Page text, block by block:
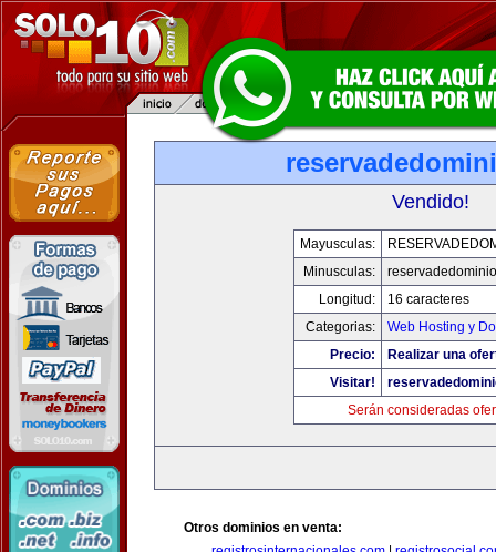
Vendido!
Mayusculas:
Minusculas:
Longitud:
16 caracteres
Categorias:
Web Hosting y
Precio:
Realizar una
Visitar!
Serán consideradas
Otros dominios en venta: